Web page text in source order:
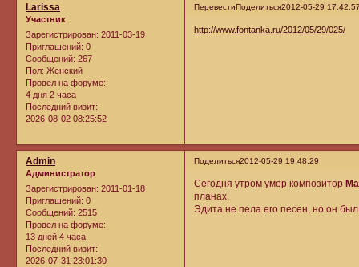
ПеревестиПоделиться2012-05-29
Larissa
Участник
Зарегистрирован: 2011-03-19
Приглашений: 0
Сообщений: 267
Пол: Женский
Провел на форуме:
4 дня 2 часа
Последний визит:
2026-08-02 08:25:52
http://www.fontanka.ru/2012/05/29/025/
Поделиться2012-05-29 19:48:29
Admin
Администратор
Зарегистрирован: 2011-01-18
Приглашений: 0
Сообщений: 2515
Провел на форуме:
13 дней 4 часа
Последний визит:
2026-07-31 23:01:30
Сегодня утром умер композитор
планах.
Эдита не пела его песен, но он